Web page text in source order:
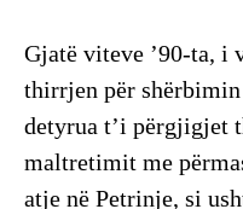
Gjatë viteve ’90-ta, i
thirrjen për
detyrua t’i përgjigjet
maltretimit me
atje në Petrinje, si